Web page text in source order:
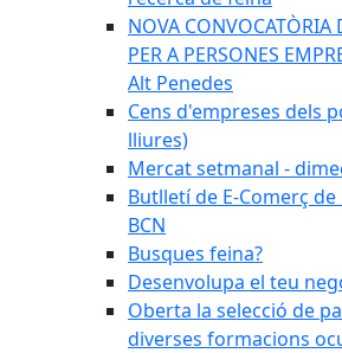
NOVA CONVOCATÒRIA
PER A PERSONES
Alt Penedes
Cens d'empreses dels
lliures)
Mercat setmanal -
Butlletí de E-Comerç
BCN
Busques feina?
Desenvolupa el teu
Oberta la selecció de
diverses formacions